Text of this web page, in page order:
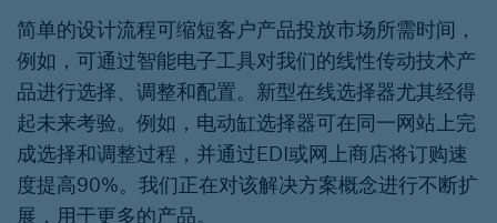
简单的设计流程可缩短客户产品投放市场所需时间，
例如，可通过智能电子工具对我们的线性传动技术产
品进行选择、调整和配置。新型在线选择器尤其经得
起未来考验。例如，电动缸选择器可在同一网站上完
成选择和调整过程，并通过EDI或网上商店将订购速
度提高90%。我们正在对该解决方案概念进行不断扩
展，用于更多的产品。